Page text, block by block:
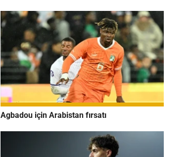
Agbadou için Arabistan fırsatı